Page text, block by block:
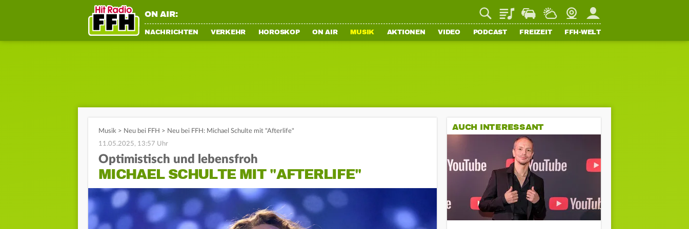
ON AIR: PlaylistStaupilotWetterWebcamMein FFH
NACHRICHTEN VERKEHR HOROSKOP ON AIR MUSIK AKTIONEN VIDEO PODCAST FREIZEIT FFH-WELT
Musik > Neu bei FFH > Neu bei FFH: Michael Schulte mit "Afterlife"
11.05.2025, 13:57 Uhr
Optimistisch und lebensfroh
MICHAEL SCHULTE MIT "AFTERLIFE"
AUCH INTERESSANT